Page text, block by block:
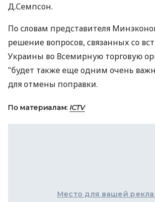
Д.Семпсон.
По словам представителя
решение вопросов, связанных со
Украины во Всемирную торговую
"будет также еще одним очень
для отмены поправки.
По материалам: ICTV
Место для вашей